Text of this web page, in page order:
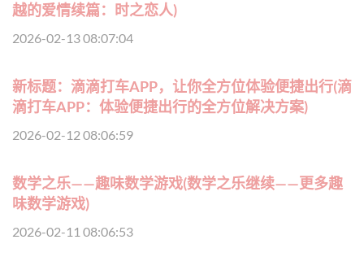
越的爱情续篇：时之恋人)
2026-02-13 08:07:04
新标题：滴滴打车APP，让你全方位体验便捷出行(滴
滴打车APP：体验便捷出行的全方位解决方案)
2026-02-12 08:06:59
数学之乐——趣味数学游戏(数学之乐继续——更多趣
味数学游戏)
2026-02-11 08:06:53